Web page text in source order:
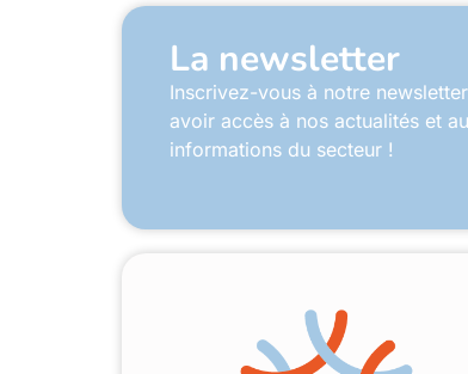
La newsletter
Inscrivez-vous à notre
avoir accès à nos actualités et
informations du secteur !